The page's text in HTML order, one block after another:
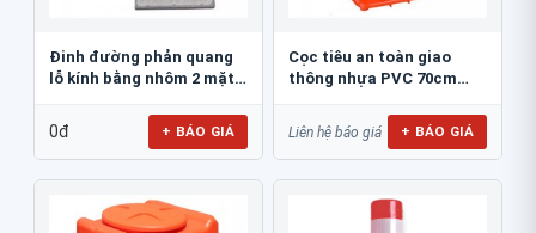
Đinh đường phản quang
lỗ kính bằng nhôm 2 mặt
0đ + BÁO GIÁ
Cọc tiêu an toàn giao
thông nhựa PVC 70cm
Liên hệ báo giá + BÁO GIÁ